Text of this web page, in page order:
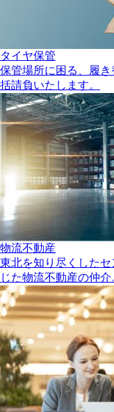
タイヤ保管
保管場所に困る、履
括請負いたします。
物流不動産
東北を知り尽くした
じた物流不動産の仲介